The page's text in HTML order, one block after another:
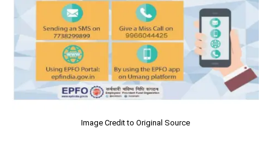
Image Credit to Original Source